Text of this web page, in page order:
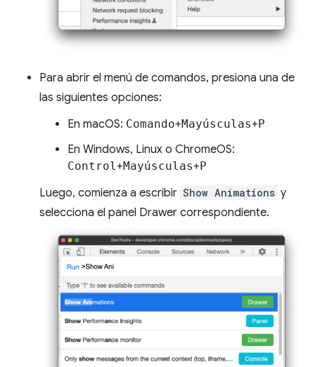
Para abrir el menú de comandos, presiona una de
las siguientes opciones:
En macOS: Comando+Mayúsculas+P
En Windows, Linux o ChromeOS:
Control+Mayúsculas+P
Luego, comienza a escribir Show Animations y
selecciona el panel Drawer correspondiente.